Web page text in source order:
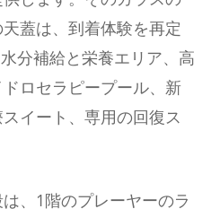
蓋は、到着体験を再定
分補給と栄養エリア、高
ロセラピープール、新
イート、専用の回復ス
、1階のプレーヤーのラ